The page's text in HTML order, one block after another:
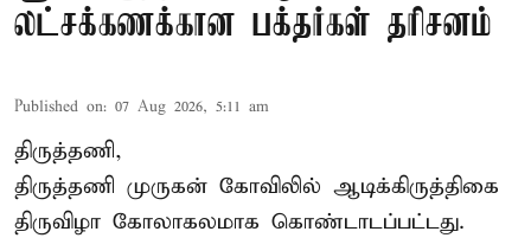
லட்சக்கணக்கான பக்தர்கள் தரிசனம்
Published on: 07 Aug 2026, 5:11 am
திருத்தணி,
திருத்தணி முருகன் கோவிலில் ஆடிக்கிருத்திகை
திருவிழா கோலாகலமாக கொண்டாடப்பட்டது.